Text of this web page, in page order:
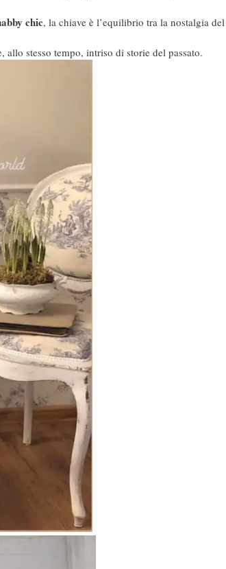
chic, la chiave è l’equilibrio tra la nostalgia del
allo stesso tempo, intriso di storie del passato.